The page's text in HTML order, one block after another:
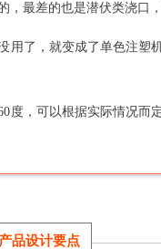
最差的也是潜伏类浇口
了，就变成了单色注
，可以根据实际情况
品设计要点